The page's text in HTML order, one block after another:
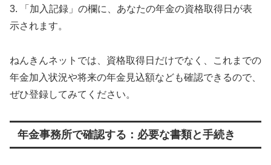
3. 「加入記録」の欄に、あなたの年金の資格取得日が表
示されます。
ねんきんネットでは、資格取得日だけでなく、これまでの
年金加入状況や将来の年金見込額なども確認できるので、
ぜひ登録してみてください。
年金事務所で確認する：必要な書類と手続き